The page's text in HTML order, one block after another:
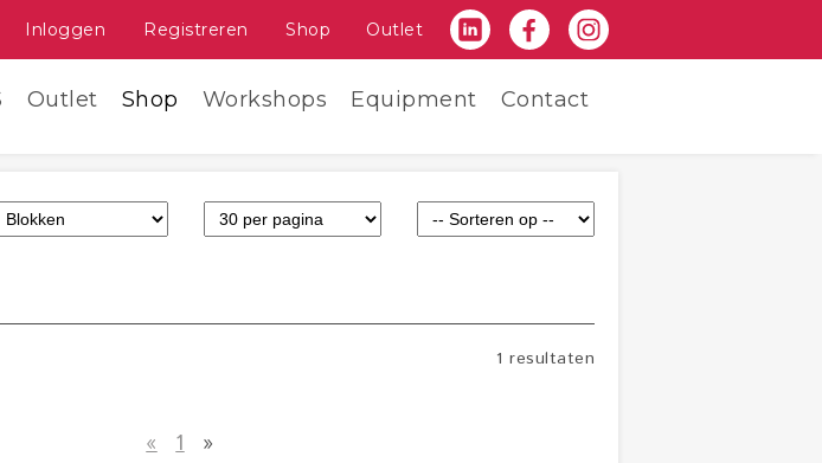
Inloggen Registreren Shop Outlet
Outlet Shop Workshops Equipment Contact
1 resultaten
« 1 »